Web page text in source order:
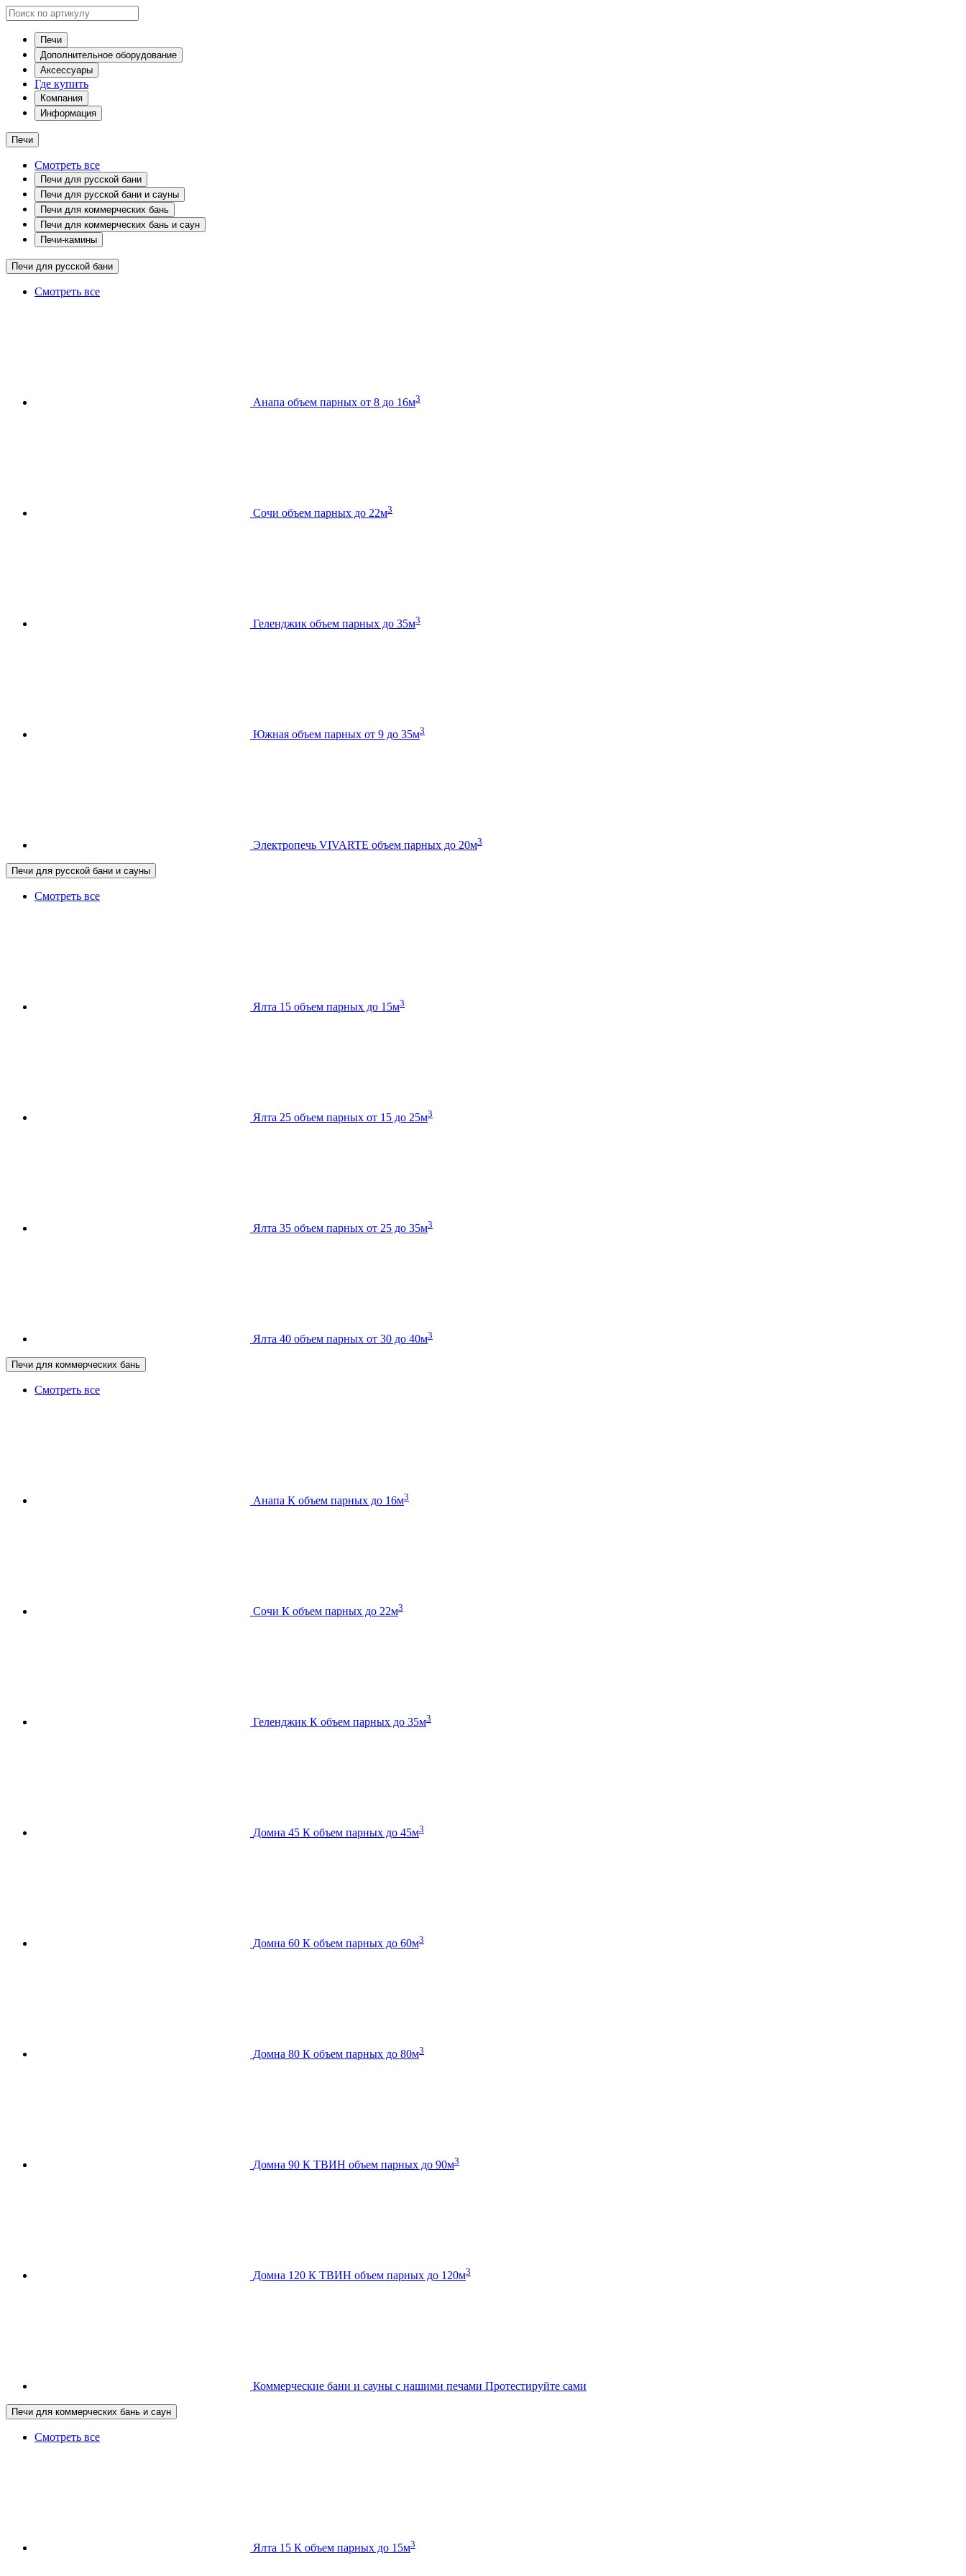
Печи
Дополнительное оборудование
Аксессуары
Где купить
Компания
Информация
Печи
Смотреть все
Печи для русской бани
Печи для русской бани и сауны
Печи для коммерческих бань
Печи для коммерческих бань и саун
Печи-камины
Печи для русской бани
Смотреть все
Анапа объем парных от 8 до 16м3
Сочи объем парных до 22м3
Геленджик объем парных до 35м3
Южная объем парных от 9 до 35м3
Электропечь VIVARTE объем парных до 20м3
Печи для русской бани и сауны
Смотреть все
Ялта 15 объем парных до 15м3
Ялта 25 объем парных от 15 до 25м3
Ялта 35 объем парных от 25 до 35м3
Ялта 40 объем парных от 30 до 40м3
Печи для коммерческих бань
Смотреть все
Анапа К объем парных до 16м3
Сочи К объем парных до 22м3
Геленджик К объем парных до 35м3
Домна 45 К объем парных до 45м3
Домна 60 К объем парных до 60м3
Домна 80 К объем парных до 80м3
Домна 90 К ТВИН объем парных до 90м3
Домна 120 К ТВИН объем парных до 120м3
Коммерческие бани и сауны с нашими печами Протестируйте сами
Печи для коммерческих бань и саун
Смотреть все
Ялта 15 К объем парных до 15м3